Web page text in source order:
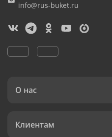
info@rus-buket.ru
О нас
Клиентам